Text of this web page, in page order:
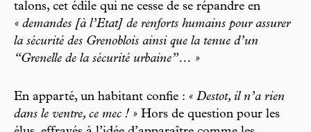
talons, cet édile qui ne cesse de se répandre en
« demandes [à l’Etat] de renforts humains pour assurer
la sécurité des Grenoblois ainsi que la tenue d’un
“Grenelle de la sécurité urbaine”… »
En apparté, un habitant confie : « Destot, il n’a rien
dans le ventre, ce mec ! » Hors de question pour les